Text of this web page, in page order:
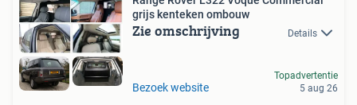
grijs kenteken ombouw
Zie omschrijving Details
Bezoek website
Topadvertentie
5 aug 26